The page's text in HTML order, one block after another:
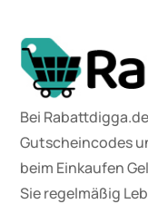
Bei
Gutscheincodes
beim Einkaufen
Sie regelmäßig